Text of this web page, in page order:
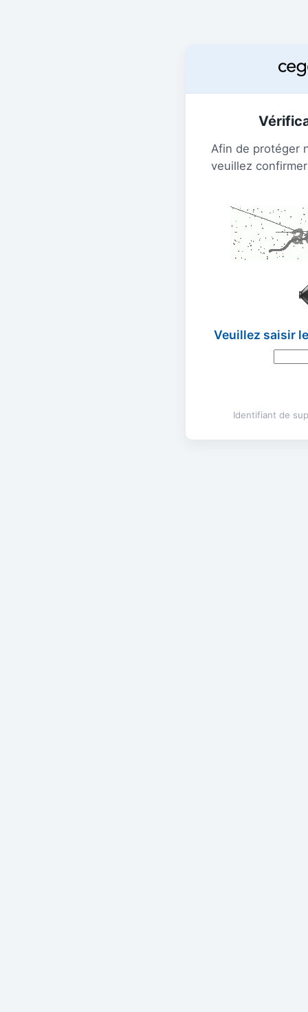
Afin de protéger
veuillez
Veuillez saisir
Identifiant de